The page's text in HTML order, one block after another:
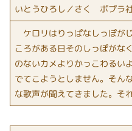
いとうひろし／さく ポプラ
ケロリはりっぱなしっぽが
ころがある日そのしっぽがな
のないカメよりかっこわるい
でてこようとしません。そん
な歌声が聞えてきました。そ